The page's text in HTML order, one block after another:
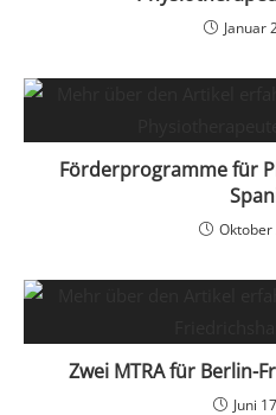
Januar
Förderprogramme für
Oktober
Zwei MTRA für Berlin-
Juni